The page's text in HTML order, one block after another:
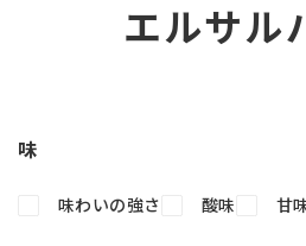
エルサル
味
味わいの強さ 酸味 甘